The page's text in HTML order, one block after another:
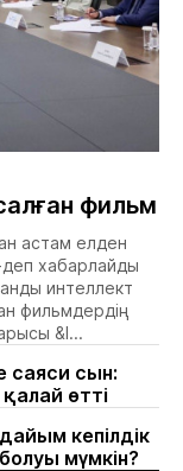
саяси сын:
өтті
кепілдік
мүмкін?
фильм
астам елден
хабарлайды
интеллект
фильмдердің
&l...